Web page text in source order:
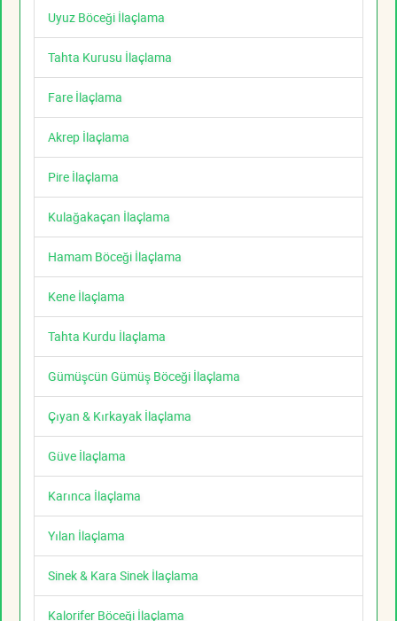
Uyuz Böceği İlaçlama
Tahta Kurusu İlaçlama
Fare İlaçlama
Akrep İlaçlama
Pire İlaçlama
Kulağakaçan İlaçlama
Hamam Böceği İlaçlama
Kene İlaçlama
Tahta Kurdu İlaçlama
Gümüşcün Gümüş Böceği İlaçlama
Çıyan & Kırkayak İlaçlama
Güve İlaçlama
Karınca İlaçlama
Yılan İlaçlama
Sinek & Kara Sinek İlaçlama
Kalorifer Böceği İlaçlama